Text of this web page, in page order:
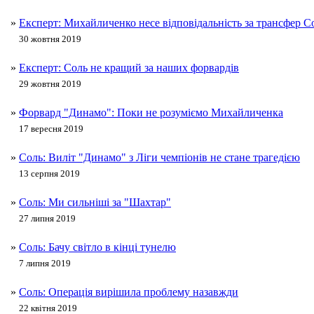
» Експерт: Михайличенко несе відповідальність за трансфер
30 жовтня 2019
» Експерт: Соль не кращий за наших форвардів
29 жовтня 2019
» Форвард "Динамо": Поки не розуміємо Михайличенка
17 вересня 2019
» Соль: Виліт "Динамо" з Ліги чемпіонів не стане трагедією
13 серпня 2019
» Соль: Ми сильніші за "Шахтар"
27 липня 2019
» Соль: Бачу світло в кінці тунелю
7 липня 2019
» Соль: Операція вирішила проблему назавжди
22 квітня 2019